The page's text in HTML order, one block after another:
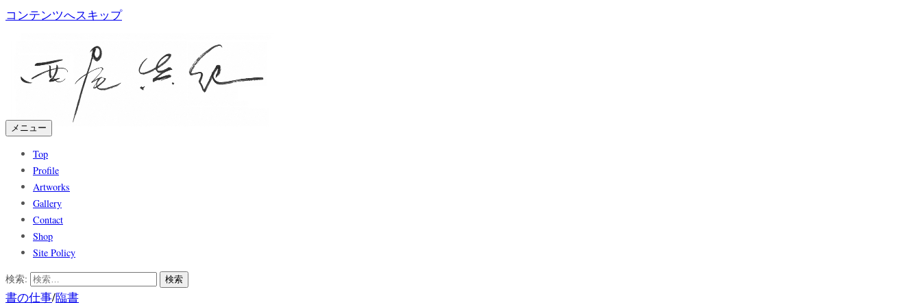
コンテンツへスキップ
メニュー
Top
Profile
Artworks
Gallery
Contact
Shop
Site Policy
検索:
書の仕事/臨書